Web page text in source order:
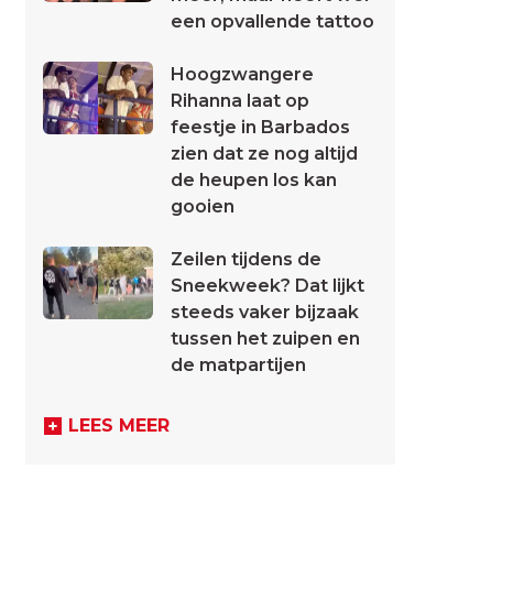
een opvallende tattoo
Hoogzwangere
Rihanna laat op
feestje in Barbados
zien dat ze nog altijd
de heupen los kan
gooien
Zeilen tijdens de
Sneekweek? Dat lijkt
steeds vaker bijzaak
tussen het zuipen en
de matpartijen
LEES MEER